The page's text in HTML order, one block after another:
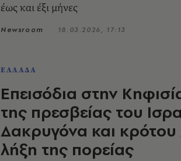
έως και έξι μήνες
Newsroom 18.03.2026, 17:13
ΕΛΛΑΔΑ
Επεισόδια στην
της πρεσβείας του
Δακρυγόνα και
λήξη της πορείας